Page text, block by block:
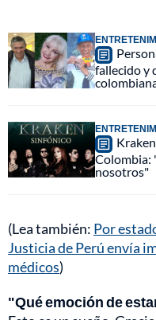
fallecido y
Colombia:
nosotros"
(Lea también: Por
Justicia de Perú envía
médicos)
"Qué emoción de